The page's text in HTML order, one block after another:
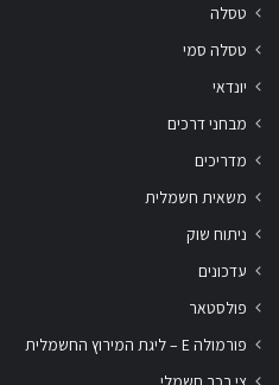
טסלה
טסלה סמי
יונדאי
מבחני דרכים
מדריכים
משאית חשמלית
ניתוח שוק
עדכונים
פולסטאר
פורמולה E – ליגת המירוץ החשמלית